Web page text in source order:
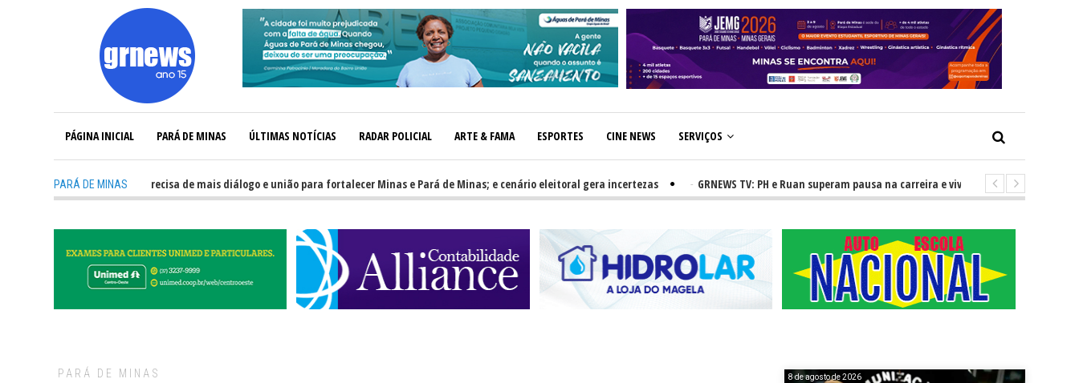
PÁGINA INICIAL PARÁ DE MINAS ÚLTIMAS NOTÍCIAS RADAR POLICIAL ARTE & FAMA ESPORTES CINE NEWS SERVIÇOS
PARÁ DE MINAS
GRNEWS TV: Política precisa de mais diálogo e união para fortalecer Minas e Pará de Minas; e cenário eleitoral gera incertezas - GRNEWS TV: PH e Ruan superam pausa na carreira e vivem ascensão no cenário
PARÁ DE MINAS 8 de agosto de 2026